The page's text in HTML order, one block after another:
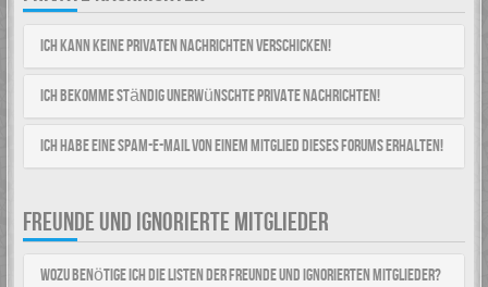
Ich kann keine Privaten Nachrichten verschicken!
Ich bekomme ständig unerwünschte Private Nachrichten!
Ich habe eine Spam-E-Mail von einem Mitglied dieses Forums erhalten!
FREUNDE UND IGNORIERTE MITGLIEDER
Wozu benötige ich die Listen der Freunde und ignorierten Mitglieder?